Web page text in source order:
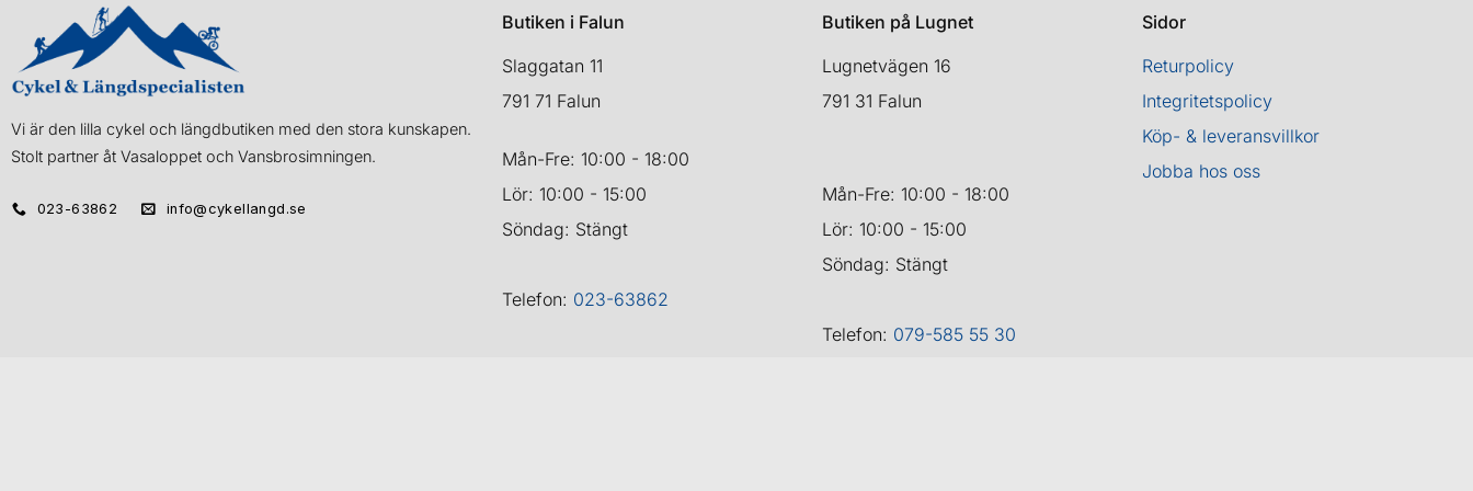
Vi är den lilla cykel och längdbutiken med den stora kunskapen.
Stolt partner åt Vasaloppet och Vansbrosimningen.
023-63862 info@cykellangd.se
Butiken i Falun
Slaggatan 11
791 71 Falun
Mån-Fre: 10:00 - 18:00
Lör: 10:00 - 15:00
Söndag: Stängt
Telefon: 023-63862
Butiken på Lugnet
Lugnetvägen 16
791 31 Falun
Mån-Fre: 10:00 - 18:00
Lör: 10:00 - 15:00
Söndag: Stängt
Telefon: 079-585 55 30
Sidor
Returpolicy
Integritetspolicy
Köp- & leveransvillkor
Jobba hos oss